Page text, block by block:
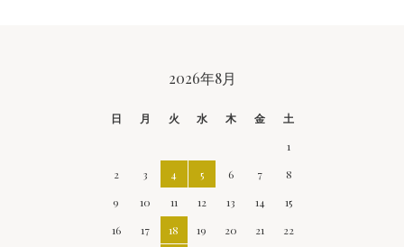
2026年8月
日 月 火 水 木 金
土
1
2
3 4 5 6 7
8
9
10 11 12 13 14
15
16
17 18 19 20 21
22